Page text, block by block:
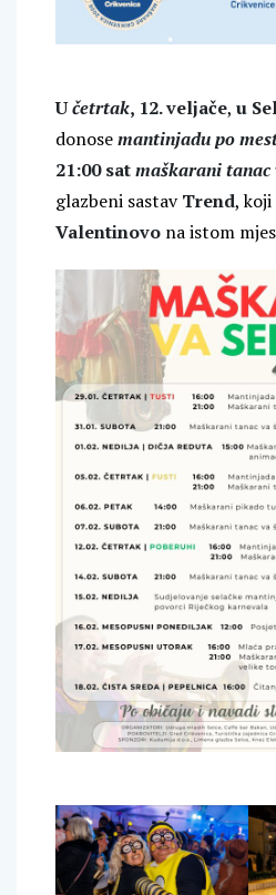
Učetrtak, 12. veljače, u
donosemantinjadu po
21:00 satmaškarani tanac
glazbeni sastavTrend,
Valentinovo na istom